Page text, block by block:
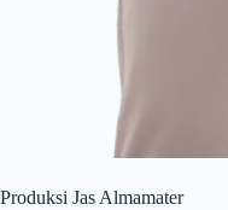
Produksi Jas Almamater